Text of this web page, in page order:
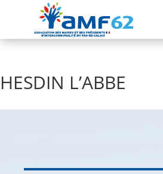
HESDIN L’ABBE